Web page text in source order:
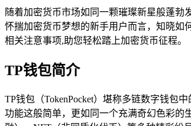
随着加密货币市场如同一颗璀璨新星般蓬勃
怀揣加密货币梦想的新手用户而言，知晓如
相关注意事项,助您轻松踏上加密货币征程。
TP钱包简介
TP钱包（TokenPocket）堪称多链数字钱包
功能这般简单，更如同一个充满奇幻色彩的